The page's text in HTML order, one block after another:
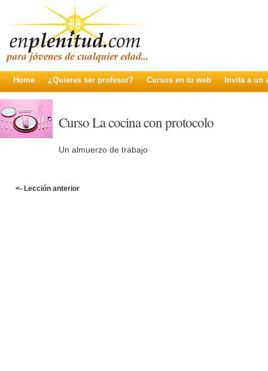
Home ¿Quieres ser profesor? Cursos en tu web Invita a un
Curso La cocina con protocolo
Un almuerzo de trabajo
<- Lección anterior